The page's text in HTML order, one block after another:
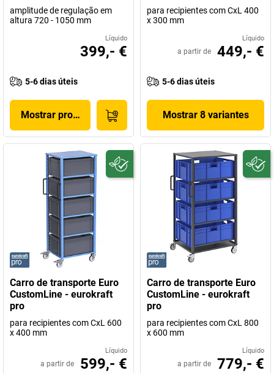
amplitude de regulação em
altura 720 - 1050 mm
Líquido
399,- €
5-6 dias úteis
Mostrar produto
para recipientes com CxL 400
x 300 mm
Líquido
a partir de 449,- €
5-6 dias úteis
Mostrar 8 variantes
Carro de transporte Euro
CustomLine - eurokraft
pro
para recipientes com CxL 600
x 400 mm
Líquido
a partir de 599,- €
Carro de transporte Euro
CustomLine - eurokraft
pro
para recipientes com CxL 800
x 600 mm
Líquido
a partir de 779,- €